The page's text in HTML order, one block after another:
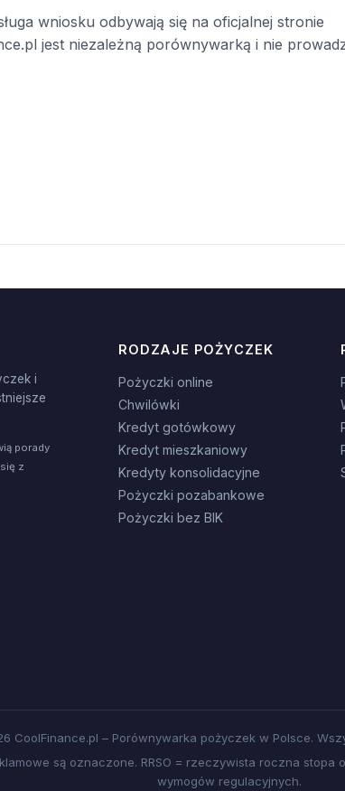
wniosku odbywają się na oficjalnej stronie
jest niezależną porównywarką i nie
i
porady
z
RODZAJE POŻYCZEK
Pożyczki online
Chwilówki
Kredyt gotówkowy
Kredyt mieszkaniowy
Kredyty konsolidacyjne
Pożyczki pozabankowe
Pożyczki bez BIK
CoolFinance.pl – Porównywarka pożyczek w Polsce.
są oznaczone. RRSO = rzeczywista roczna stopa
wymogów regulacyjnych.